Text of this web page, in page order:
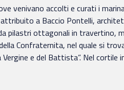
venivano accolti e curati i
a Baccio Pontelli,
pilastri ottagonali in travertino,
Confraternita, nel quale si
e del Battista”. Nel cortile